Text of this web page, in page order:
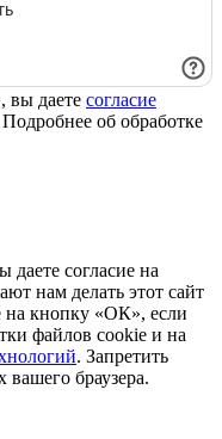
вы даете согласие
об обработке
даете согласие на
нам делать этот сайт
на кнопку «ОК», если
файлов cookie и на
. Запретить
браузера.